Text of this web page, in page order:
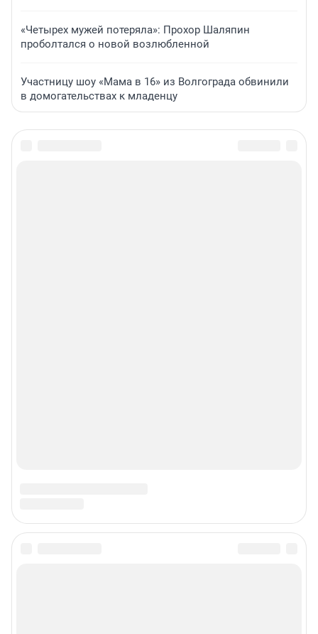
«Четырех мужей потеряла»: Прохор Шаляпин
проболтался о новой возлюбленной
Участницу шоу «Мама в 16» из Волгограда обвинили
в домогательствах к младенцу